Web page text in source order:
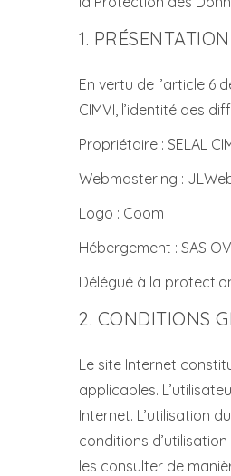
1.
En vertu de l’article 6
CIMVI, l’identité des
Propriétaire : SELAL
Webmastering :
Logo : Coom
Hébergement : SAS
Délégué à la
2. CONDITIONS
Le site Internet
applicables.
Internet. L’utilisation
conditions
les consulter de